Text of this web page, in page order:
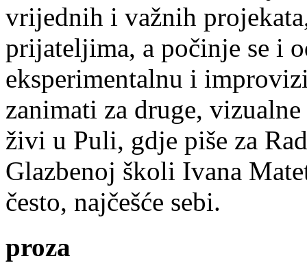
vrijednih i važnih
prijateljima, a počinje se i
eksperimentalnu i
zanimati za druge,
živi u Puli, gdje piše za
Glazbenoj školi Ivana
često, najčešće sebi.
proza